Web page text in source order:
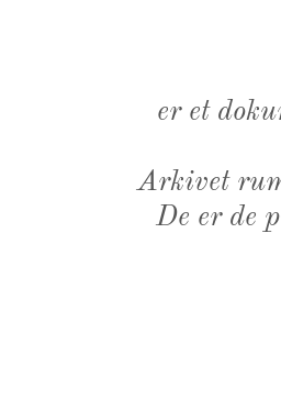
er et
Arkivet
De er de